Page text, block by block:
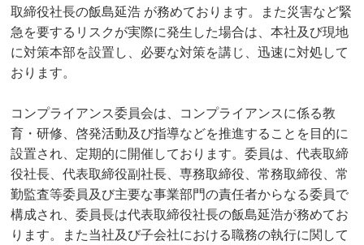
取締役社長の飯島延浩 が務めております。また災害など緊
急を要するリスクが実際に発生した場合は、本社及び現地
に対策本部を設置し、必要な対策を講じ、迅速に対処して
おります。
コンプライアンス委員会は、コンプライアンスに係る教
育・研修、啓発活動及び指導などを推進することを目的に
設置され、定期的に開催しております。委員は、代表取締
役社長、代表取締役副社長、専務取締役、常務取締役、常
勤監査等委員及び主要な事業部門の責任者からなる委員で
構成され、委員長は代表取締役社長の飯島延浩が務めてお
ります。また当社及び子会社における職務の執行に関して